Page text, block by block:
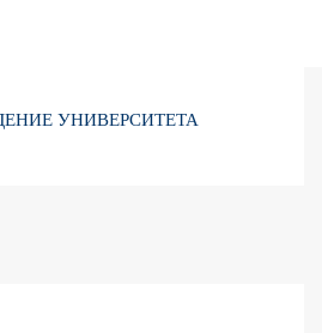
УНИВЕРСИТЕТА